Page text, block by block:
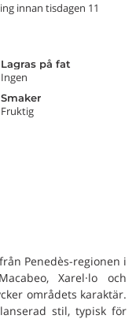
innan tisdagen 11
Lagras på fat
Ingen
Smaker
Fruktig
Penedès-regionen i
Xarel·lo och
områdets karaktär.
stil, typisk för